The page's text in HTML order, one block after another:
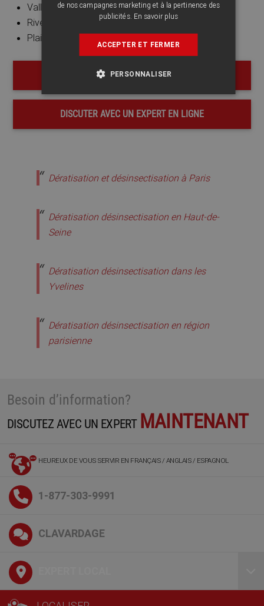
Vallé de Montmorency
Rive Seine
Plaine de France
APPELER UN EXPERT LOCAL
DISCUTER AVEC UN EXPERT EN LIGNE
Dératisation et désinsectisation à Paris
Dératisation désinsectisation en Haut-de-
Seine
Dératisation désinsectisation dans les
Yvelines
Dératisation désinsectisation en région
parisienne
Besoin d’information?
DISCUTEZ AVEC UN EXPERT MAINTENANT
HEUREUX DE VOUS SERVIR EN FRANÇAIS / ANGLAIS / ESPAGNOL
1-877-303-9991
CLAVARDAGE
de nos campagnes marketing et à la pertinence des
publicités. En savoir plus
ACCEPTER ET FERMER
PERSONNALISER